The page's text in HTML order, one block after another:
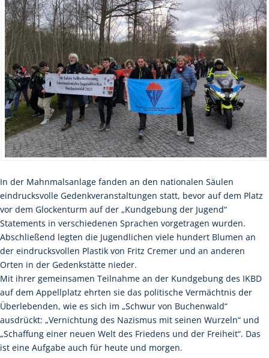
In der Mahnmalsanlage fanden an den nationalen Säulen
eindrucksvolle Gedenkveranstaltungen statt, bevor auf dem Platz
vor dem Glockenturm auf der „Kundgebung der Jugend“
Statements in verschiedenen Sprachen vorgetragen wurden.
Abschließend legten die Jugendlichen viele hundert Blumen an
der eindrucksvollen Plastik von Fritz Cremer und an anderen
Orten in der Gedenkstätte nieder.
Mit ihrer gemeinsamen Teilnahme an der Kundgebung des IKBD
auf dem Appellplatz ehrten sie das politische Vermächtnis der
Überlebenden, wie es sich im „Schwur von Buchenwald“
ausdrückt: „Vernichtung des Nazismus mit seinen Wurzeln“ und
„Schaffung einer neuen Welt des Friedens und der Freiheit“. Das
ist eine Aufgabe auch für heute und morgen.